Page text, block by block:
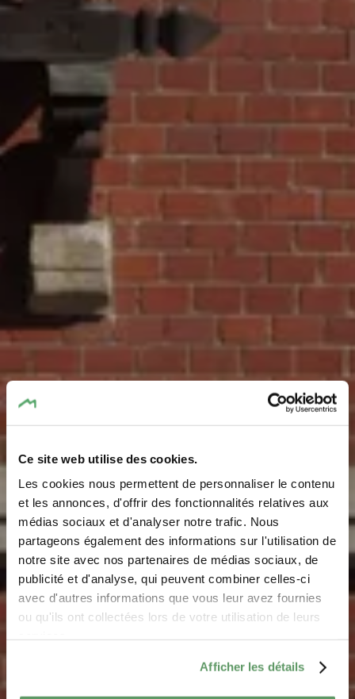
Ce site web utilise des cookies.
Les cookies nous permettent de personnaliser le contenu
et les annonces, d'offrir des fonctionnalités relatives aux
médias sociaux et d'analyser notre trafic. Nous
partageons également des informations sur l'utilisation de
notre site avec nos partenaires de médias sociaux, de
publicité et d'analyse, qui peuvent combiner celles-ci
avec d'autres informations que vous leur avez fournies
ou qu'ils ont collectées lors de votre utilisation de leurs
Afficher les détails
Brouwerij Echternach
Waar? Becher Gare, 6230 Bech